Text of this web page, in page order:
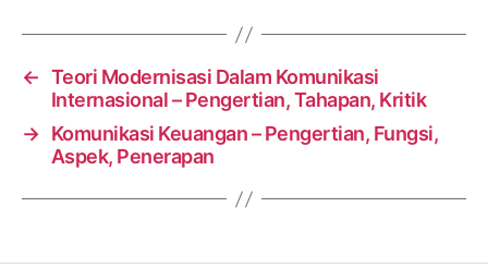
← Teori Modernisasi Dalam Komunikasi
Internasional – Pengertian, Tahapan, Kritik
→ Komunikasi Keuangan – Pengertian, Fungsi,
Aspek, Penerapan